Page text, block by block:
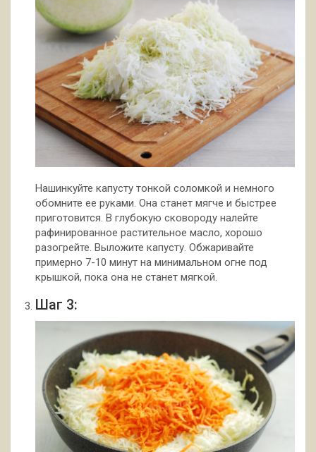
Нашинкуйте капусту тонкой соломкой и немного
обомните ее руками. Она станет мягче и быстрее
приготовится. В глубокую сковороду налейте
рафинированное растительное масло, хорошо
разогрейте. Выложите капусту. Обжаривайте
примерно 7-10 минут на минимальном огне под
крышкой, пока она не станет мягкой.
Шаг 3: